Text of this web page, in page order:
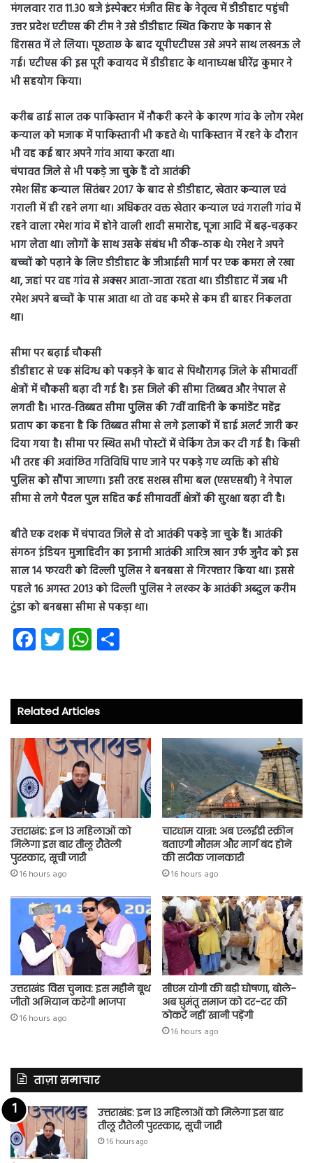
मंगलवार रात 11.30 बजे इंस्पेक्टर मंजीत सिह के नेतृत्व में डीडीहाट पहुंची
उत्तर प्रदेश एटीएस की टीम ने उसे डीडीहाट स्थित किराए के मकान से
हिरासत में ले लिया। पूछताछ के बाद यूपीएटीएस उसे अपने साथ लखनऊ ले
गई। एटीएस की इस पूरी कवायद में डीडीहाट के थानाध्यक्ष धीरेंद्र कुमार ने
भी सहयोग किया।
करीब ढाई साल तक पाकिस्तान में नौकरी करने के कारण गांव के लोग रमेश
कन्याल को मजाक में पाकिस्तानी भी कहते थे। पाकिस्तान में रहने के दौरान
भी वह कई बार अपने गांव आया करता था।
चंपावत जिले से भी पकड़े जा चुके हैं दो आतंकी
रमेश सिंह कन्याल सितंबर 2017 के बाद से डीडीहाट, खेतार कन्याल एवं
गराली में ही रहने लगा था। अधिकतर वक्त खेतार कन्याल एवं गराली गांव में
रहने वाला रमेश गांव में होने वाली शादी समारोह, पूजा आदि में बढ़-चढ़कर
भाग लेता था। लोगों के साथ उसके संबंध भी ठीक-ठाक थे। रमेश ने अपने
बच्चों को पढ़ाने के लिए डीडीहाट के जीआईसी मार्ग पर एक कमरा ले रखा
था, जहां पर वह गांव से अक्सर आता-जाता रहता था। डीडीहाट में जब भी
रमेश अपने बच्चों के पास आता था तो वह कमरे से कम ही बाहर निकलता
था।
सीमा पर बढ़ाई चौकसी
डीडीहाट से एक संदिग्ध को पकड़ने के बाद से पिथौरागढ़ जिले के सीमावर्ती
क्षेत्रों में चौकसी बढ़ा दी गई है। इस जिले की सीमा तिब्बत और नेपाल से
लगती है। भारत-तिब्बत सीमा पुलिस की 7वीं वाहिनी के कमांडेंट महेंद्र
प्रताप का कहना है कि तिब्बत सीमा से लगे इलाकों में हाई अलर्ट जारी कर
दिया गया है। सीमा पर स्थित सभी पोस्टों में चेकिंग तेज कर दी गई है। किसी
भी तरह की अवांछित गतिविधि पाए जाने पर पकड़े गए व्यक्ति को सीधे
पुलिस को सौंपा जाएगा। इसी तरह सशस्त्र सीमा बल (एसएसबी) ने नेपाल
सीमा से लगे पैदल पुल सहित कई सीमावर्ती क्षेत्रों की सुरक्षा बढ़ा दी है।
बीते एक दशक में चंपावत जिले से दो आतंकी पकड़े जा चुके हैं। आतंकी
संगठन इंडियन मुजाहिदीन का इनामी आतंकी आरिज खान उर्फ जुनैद को इस
साल 14 फरवरी को दिल्ली पुलिस ने बनबसा से गिरफ्तार किया था। इससे
पहले 16 अगस्त 2013 को दिल्ली पुलिस ने लश्कर के आतंकी अब्दुल करीम
टुंडा को बनबसा सीमा से पकड़ा था।
Fa
ce
o
ok
T
wi
er
W
ha
A
p
p
Related Articles
उत्तराखंड: इन 13 महिलाओं को
मिलेगा इस बार तीलू रौतेली
पुरस्कार, सूची जारी
16 hours ago
चारधाम यात्रा: अब एलईडी स्क्रीन
बताएगी मौसम और मार्ग बंद होने
की सटीक जानकारी
16 hours ago
उत्तराखंड विस चुनाव: इस महीने बूथ
जीतो अभियान करेगी भाजपा
16 hours ago
सीएम योगी की बड़ी घोषणा, बोले-
अब घुमंतू समाज को दर-दर की
ठोकरें नहीं खानी पड़ेंगी
16 hours ago
ताज़ा समाचार
उत्तराखंड: इन 13 महिलाओं को मिलेगा इस बार
तीलू रौतेली पुरस्कार, सूची जारी
16 hours ago